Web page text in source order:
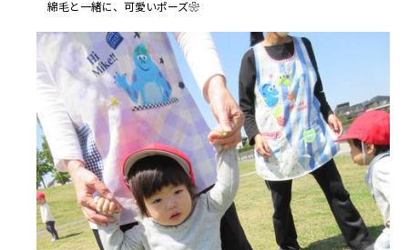
綿毛と一緒に、可愛いポーズ❀